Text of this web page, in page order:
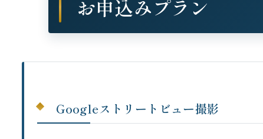
お申込みプラン
Googleストリートビュー撮影